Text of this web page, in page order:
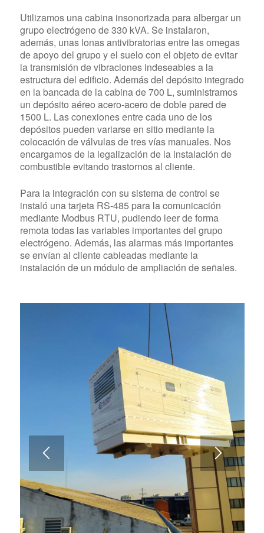
Utilizamos una cabina insonorizada para albergar un
grupo electrógeno de 330 kVA. Se instalaron,
además, unas lonas antivibratorias entre las omegas
de apoyo del grupo y el suelo con el objeto de evitar
la transmisión de vibraciones indeseables a la
estructura del edificio. Además del depósito integrado
en la bancada de la cabina de 700 L, suministramos
un depósito aéreo acero-acero de doble pared de
1500 L. Las conexiones entre cada uno de los
depósitos pueden variarse en sitio mediante la
colocación de válvulas de tres vías manuales. Nos
encargamos de la legalización de la instalación de
combustible evitando trastornos al cliente.
Para la integración con su sistema de control se
instaló una tarjeta RS-485 para la comunicación
mediante Modbus RTU, pudiendo leer de forma
remota todas las variables importantes del grupo
electrógeno. Además, las alarmas más importantes
se envían al cliente cableadas mediante la
instalación de un módulo de ampliación de señales.